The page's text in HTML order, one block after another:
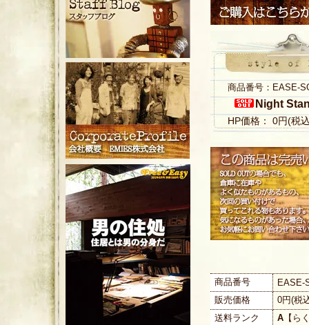
商品番号：EASE-
Night
HP価格： 0円(税
商品番号
EASE-
販売価格
0円(税
送料ランク
A 【ら